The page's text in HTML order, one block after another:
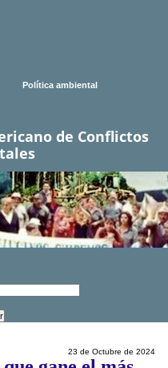
Política ambiental
de Conflictos
23 de Octubre de 2024